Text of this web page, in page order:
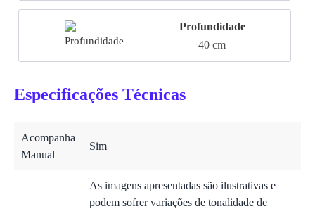
Profundidade
40 cm
Especificações Técnicas
Acompanha
Manual
Sim
As imagens apresentadas são ilustrativas e
podem sofrer variações de tonalidade de